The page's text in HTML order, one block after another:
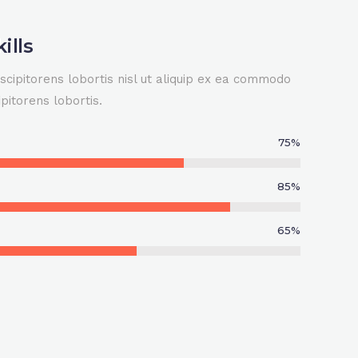
lobortis nisl ut aliquip ex ea commodo
lobortis.
75%
85%
65%